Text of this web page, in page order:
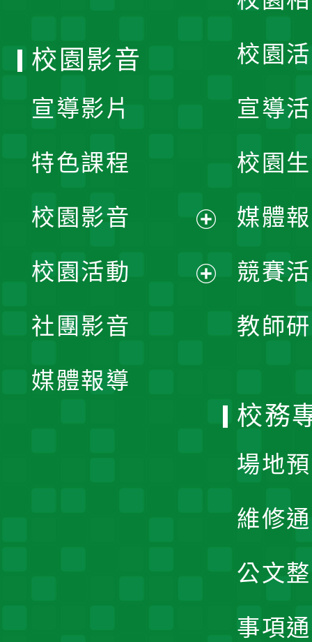
校園
宣導
校園
媒體
競賽
教師
校園影音
宣導影片
特色課程
校園影音
開
校園活動
社團影音
媒體報導
校務
場地
維修
公文
事項